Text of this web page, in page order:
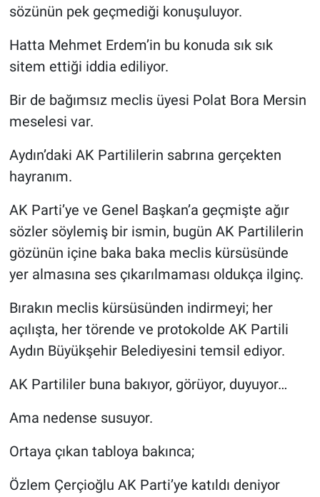
sözünün pek geçmediği konuşuluyor.
Hatta Mehmet Erdem’in bu konuda sık sık
sitem ettiği iddia ediliyor.
Bir de bağımsız meclis üyesi Polat Bora Mersin
meselesi var.
Aydın’daki AK Partililerin sabrına gerçekten
hayranım.
AK Parti’ye ve Genel Başkan’a geçmişte ağır
sözler söylemiş bir ismin, bugün AK Partililerin
gözünün içine baka baka meclis kürsüsünde
yer almasına ses çıkarılmaması oldukça ilginç.
Bırakın meclis kürsüsünden indirmeyi; her
açılışta, her törende ve protokolde AK Partili
Aydın Büyükşehir Belediyesini temsil ediyor.
AK Partililer buna bakıyor, görüyor, duyuyor…
Ama nedense susuyor.
Ortaya çıkan tabloya bakınca;
Özlem Çerçioğlu AK Parti’ye katıldı deniyor